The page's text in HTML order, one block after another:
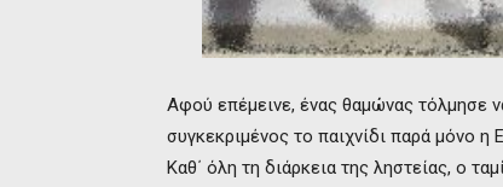
Αφού επέμεινε, ένας θαμώνας τόλμησε
συγκεκριμένος το παιχνίδι παρά μόνο η
Καθ΄ όλη τη διάρκεια της ληστείας, ο